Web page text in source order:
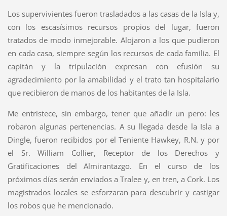
Los supervivientes fueron trasladados a las casas de la Isla y,
con los escasísimos recursos propios del lugar, fueron
tratados de modo inmejorable. Alojaron a los que pudieron
en cada casa, siempre según los recursos de cada familia. El
capitán y la tripulación expresan con efusión su
agradecimiento por la amabilidad y el trato tan hospitalario
que recibieron de manos de los habitantes de la Isla.
Me entristece, sin embargo, tener que añadir un pero: les
robaron algunas pertenencias. A su llegada desde la Isla a
Dingle, fueron recibidos por el Teniente Hawkey, R.N. y por
el Sr. William Collier, Receptor de los Derechos y
Gratificaciones del Almirantazgo. En el curso de los
próximos días serán enviados a Tralee y, en tren, a Cork. Los
magistrados locales se esforzaran para descubrir y castigar
los robos que he mencionado.